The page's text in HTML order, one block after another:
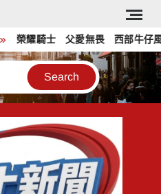
榮耀騎士 父愛無畏 西部牛仔風歡